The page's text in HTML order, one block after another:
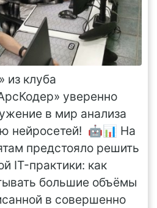
из клуба
уверенно
в мир анализа
нейросетей! 🤖📊 На
предстояло решить
IT-практики: как
большие объёмы
в совершенно